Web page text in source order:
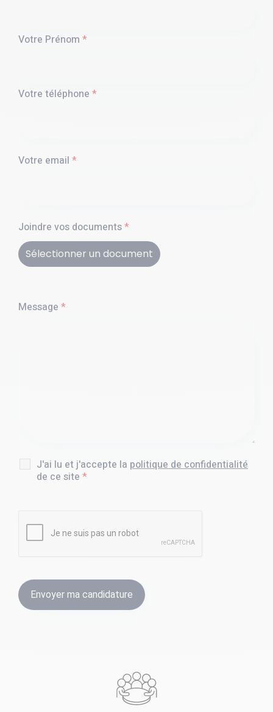
Votre Prénom *
Votre téléphone *
Votre email *
Joindre vos documents*
Sélectionner un document
Message *
J'ai lu et j'accepte la politique de confidentialité
de ce site *